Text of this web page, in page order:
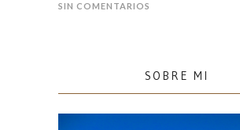
SIN COMENTARIOS
SOBRE MI